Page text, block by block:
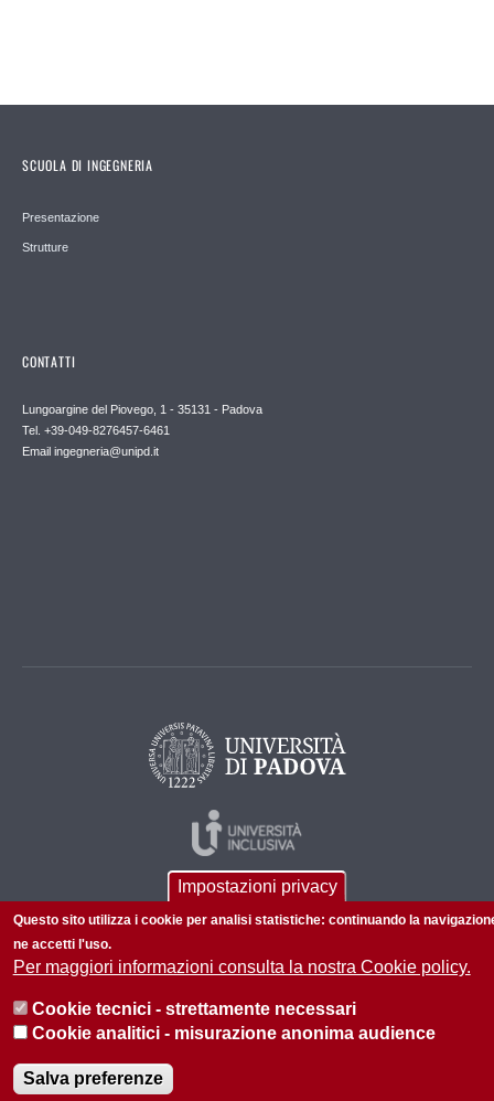
SCUOLA DI INGEGNERIA
Presentazione
Strutture
CONTATTI
Lungoargine del Piovego, 1 - 35131 - Padova
Tel. +39-049-8276457-6461
Email ingegneria@unipd.it
P.I. 00742430283 C.F. 80006480281
Impostazioni privacy
Questo sito utilizza i cookie per analisi statistiche: continuando la
ne accetti l'uso.
Per maggiori informazioni consulta la nostra Cookie policy.
Cookie tecnici - strettamente necessari
Cookie analitici - misurazione anonima audience
Salva preferenze